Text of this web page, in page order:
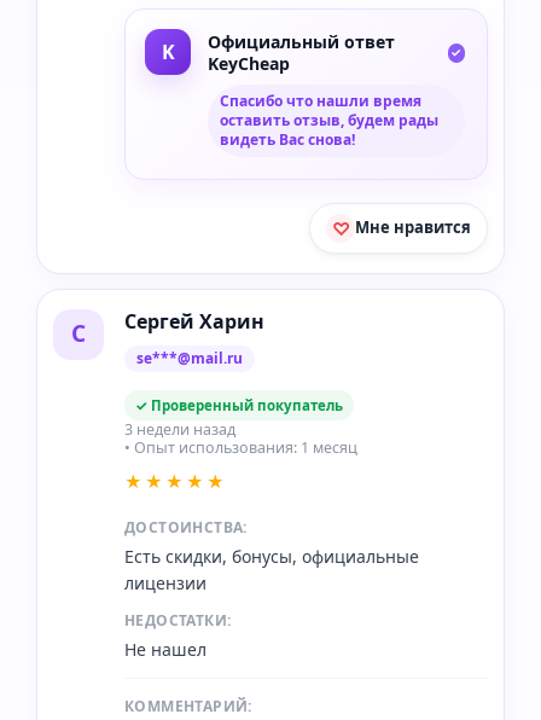
Официальный ответ
KeyCheap
Спасибо что нашли время
оставить отзыв, будем рады
видеть Вас снова!
Мне нравится
С Сергей Харин
se***@mail.ru
✓ Проверенный покупатель
3 недели назад
• Опыт использования: 1 месяц
★★★★★
ДОСТОИНСТВА:
Есть скидки, бонусы, официальные
лицензии
НЕДОСТАТКИ:
Не нашел
КОММЕНТАРИЙ: